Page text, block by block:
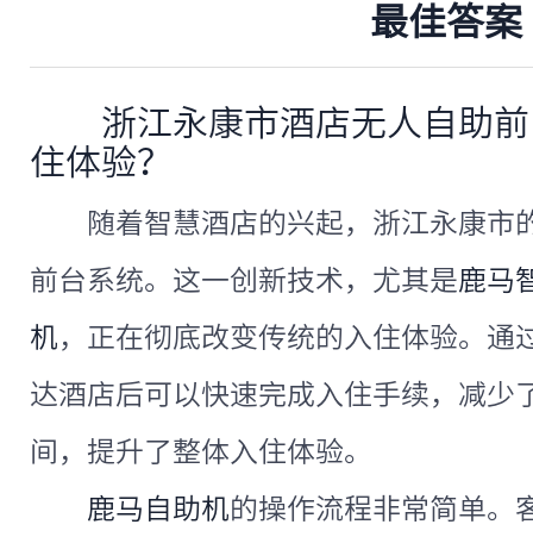
最佳答案
浙江永康市酒店无人自助
住体验？
随着智慧酒店的兴起，浙江永康市
前台系统。这一创新技术，尤其是鹿马
机 ，正在彻底改变传统的入住体验。通
达酒店后可以快速完成入住手续，减少
间，提升了整体入住体验。
鹿马自助机的操作流程非常简单。